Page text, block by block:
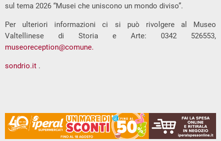
sul tema 2026 “Musei che uniscono un mondo diviso”.
Per ulteriori informazioni ci si può rivolgere al Museo
Valtellinese di Storia e Arte: 0342 526553,
museoreception@comune.
sondrio.it .